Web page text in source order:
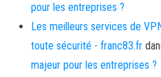
pour les entreprises ?
Les meilleurs services de
toute sécurité - franc83.fr
majeur pour les entreprises ?